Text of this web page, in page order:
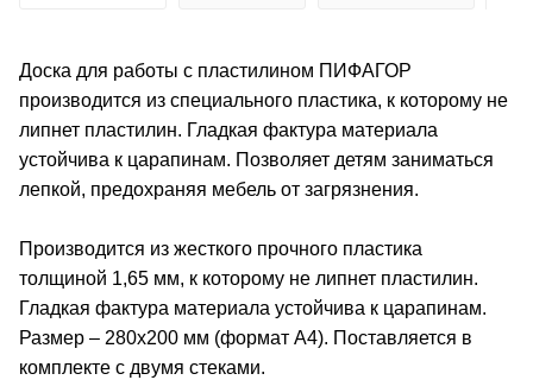
Доска для работы с пластилином ПИФАГОР
производится из специального пластика, к которому не
липнет пластилин. Гладкая фактура материала
устойчива к царапинам. Позволяет детям заниматься
лепкой, предохраняя мебель от загрязнения.
Производится из жесткого прочного пластика
толщиной 1,65 мм, к которому не липнет пластилин.
Гладкая фактура материала устойчива к царапинам.
Размер – 280х200 мм (формат А4). Поставляется в
комплекте с двумя стеками.